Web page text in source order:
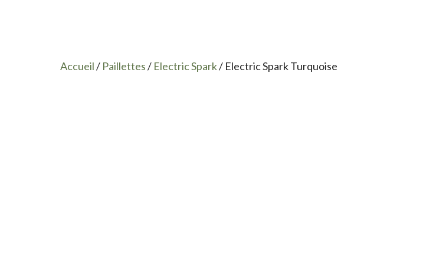
Accueil/ Paillettes/ Electric Spark/ Electric Spark Turquoise